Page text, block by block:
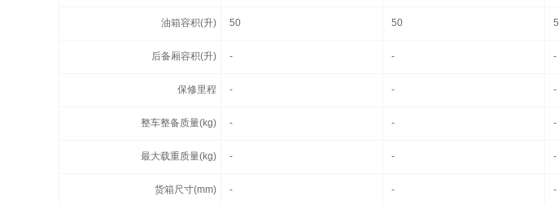
油箱容积(升) 50 50
后备厢容积(升) - - -
保修里程 - - -
整车整备质量(kg) - - -
最大载重质量(kg) - - -
货箱尺寸(mm) - - -